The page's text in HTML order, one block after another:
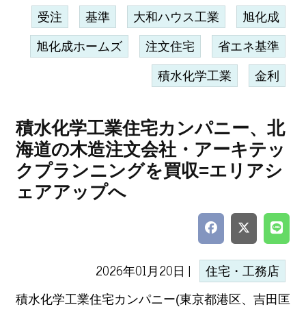
受注 基準 大和ハウス工業 旭化成
旭化成ホームズ 注文住宅 省エネ基準
積水化学工業 金利
積水化学工業住宅カンパニー、北
海道の木造注文会社・アーキテッ
クプランニングを買収=エリアシ
ェアアップへ
2026年01月20日 | 住宅・工務店
積水化学工業住宅カンパニー(東京都港区、吉田匡